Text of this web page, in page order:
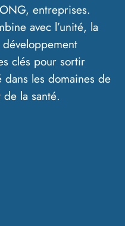
entreprises.
avec l’unité, la
clés pour sortir
les domaines de
de la santé.